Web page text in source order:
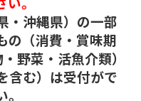
・沖縄県）の一部
の（消費・賞味期
野菜・活魚介類）
含む）は受付がで